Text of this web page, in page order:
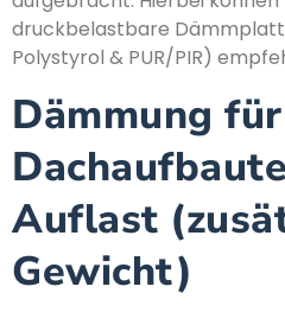
druckbelastbare
Polystyrol & PUR/PIR)
Dämmung für
Auflast
Gewicht)